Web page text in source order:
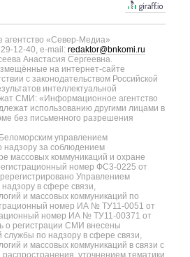
«Север-Медиа»
12-40, e-mail: redaktor@bnkomi.ru
Анастасия Сергеевна.
на интернет-сайте
с законодательством Российской
интеллектуальной
СМИ: «Информационное агентство
использованию другими лицами в
без письменного разрешения
управлением
за соблюдением
массовых коммуникаций и охране
номер ФС3-0225 от
Управлением
в сфере связи,
и массовых коммуникаций по
номер ИА № ТУ11-0051 от
номер ИА № ТУ11-00371 от
о регистрации СМИ внесены
по надзору в сфере связи,
и массовых коммуникаций в связи с
уточнением тематики